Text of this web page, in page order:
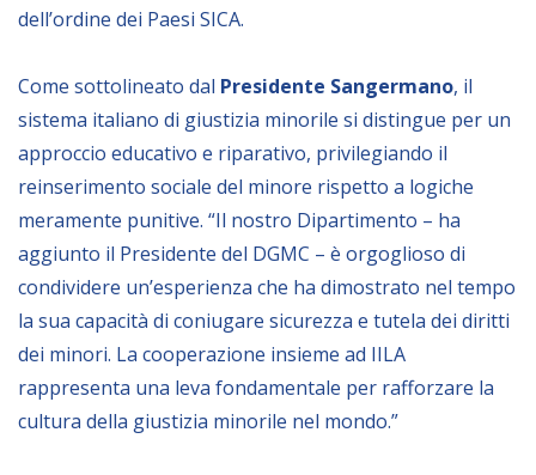
Borse di studio
Albo fornitori
Contratti/Accordi/Grant
NEWSLETTER
dell’ordine dei Paesi SICA.
Come sottolineato dal Presidente Sangermano, il
sistema italiano di giustizia minorile si distingue per un
approccio educativo e riparativo, privilegiando il
reinserimento sociale del minore rispetto a logiche
meramente punitive. “Il nostro Dipartimento – ha
aggiunto il Presidente del DGMC – è orgoglioso di
condividere un’esperienza che ha dimostrato nel tempo
la sua capacità di coniugare sicurezza e tutela dei diritti
dei minori. La cooperazione insieme ad IILA
rappresenta una leva fondamentale per rafforzare la
cultura della giustizia minorile nel mondo.”